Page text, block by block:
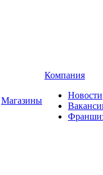
Магазины
Компания
Новости